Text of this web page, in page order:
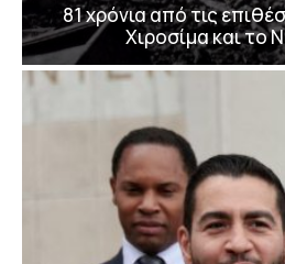
81 χρόνια από τις
Χιροσίμα και το